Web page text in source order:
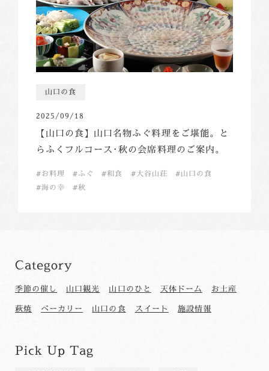
山口の食
2025/09/18
【山口の食】山口名物ふぐ料理をご堪能。と
らふくフルコース･秋の会席料理のご案内。
お料理 ふぐ 和食 大谷山荘
山口の食
海の幸
秋
Category
季節の催し 山口観光 山口のひと 天体ドーム
お土産
萩焼
ベーカリー 山口の食 スイート 施設情報
Pick Up Tag